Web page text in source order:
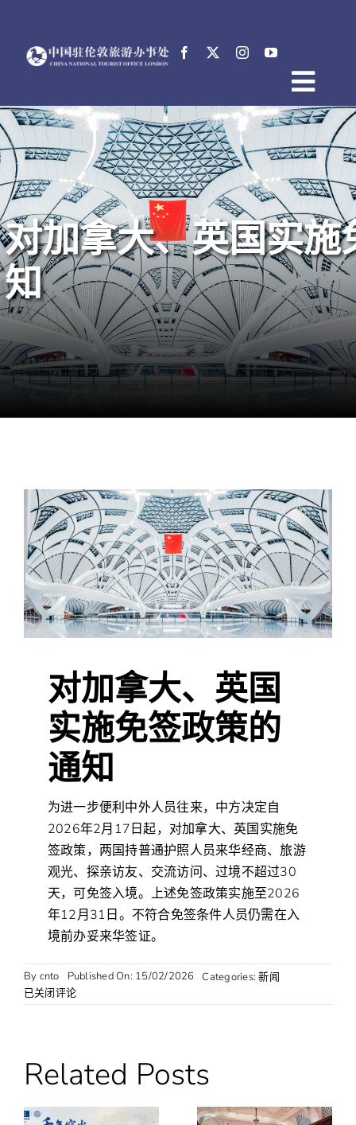
首页
关于中国驻伦敦旅游办事处
新闻
活动
电子文档
English
对加拿大、英国实
知
对加拿大、英国
实施免签政策的
通知
为进一步便利中外人员往来，中方决定自
2026年2月17日起，对加拿大、英国实施免
签政策，两国持普通护照人员来华经商、旅游
观光、探亲访友、交流访问、过境不超过30
天，可免签入境。上述免签政策实施至2026
年12月31日。不符合免签条件人员仍需在入
境前办妥来华签证。
By cnto Published On: 15/02/2026 Categories:新闻
对
加
国
实
施
免
已关闭评论
Related Posts